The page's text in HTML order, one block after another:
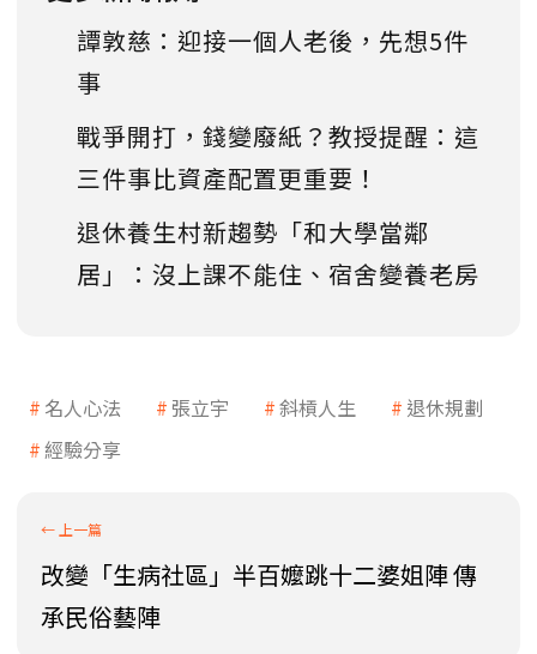
譚敦慈：迎接一個人老後，先想5件
事
戰爭開打，錢變廢紙？教授提醒：這
三件事比資產配置更重要！
退休養生村新趨勢「和大學當鄰
居」：沒上課不能住、宿舍變養老房
名人心法 張立宇 斜槓人生
退休規劃
經驗分享
改變「生病社區」半百嬤跳十二婆姐陣 傳
承民俗藝陣